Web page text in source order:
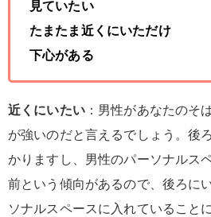
見ていたい
たまたま近くにいただけ
下心がある
近くにいたい：男性があなたのそ
が強いのだと言えるでしょう。後
かりますし、男性のパーソナルス
前という傾向があるので、後ろに
ソナルスペースに入れていること